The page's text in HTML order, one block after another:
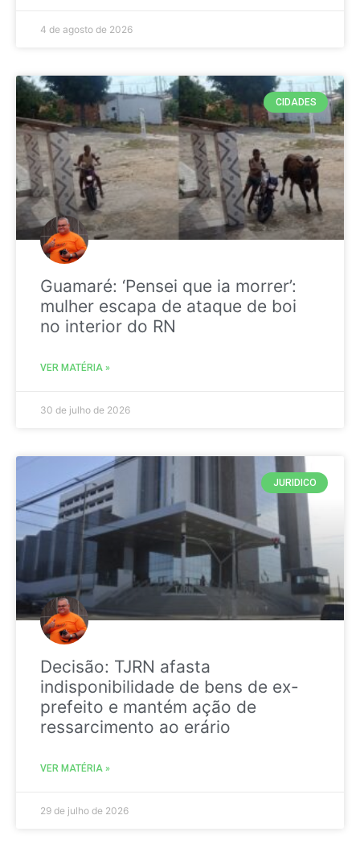
4 de agosto de 2026
CIDADES
Guamaré: ‘Pensei que ia morrer’:
mulher escapa de ataque de boi
no interior do RN
VER MATÉRIA »
30 de julho de 2026
JURIDICO
Decisão: TJRN afasta
indisponibilidade de bens de ex-
prefeito e mantém ação de
ressarcimento ao erário
VER MATÉRIA »
29 de julho de 2026